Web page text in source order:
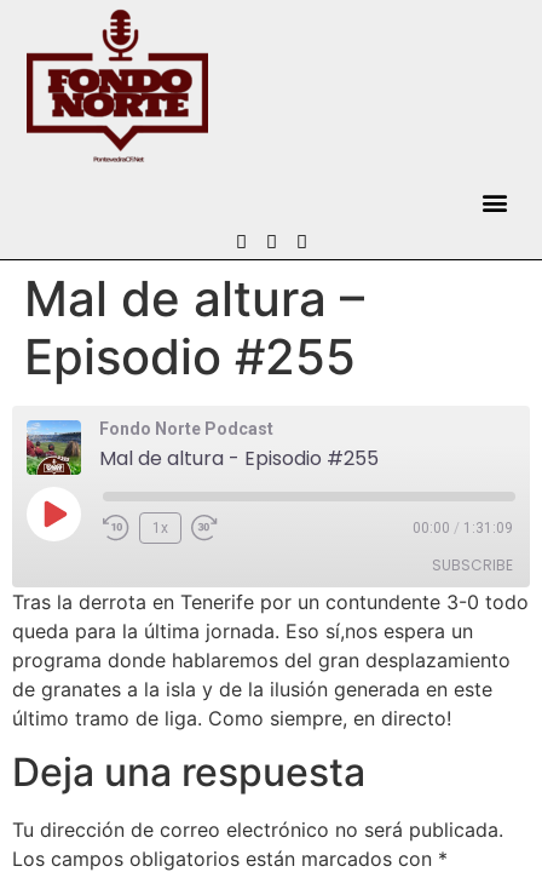
Mal de altura –
Episodio #255
Fondo Norte Podcast
Mal de altura - Episodio #255
1x 00:00 / 1:31:09
SUBSCRIBE
Apple Podcasts Spotify
RSS FEED
Tras la derrota en Tenerife por un contundente 3-0 todo
queda para la última jornada. Eso sí,nos espera un
programa donde hablaremos del gran desplazamiento
de granates a la isla y de la ilusión generada en este
último tramo de liga. Como siempre, en directo!
Deja una respuesta
Tu dirección de correo electrónico no será publicada.
Los campos obligatorios están marcados con *